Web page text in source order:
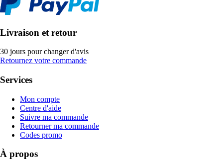
Livraison et retour
30 jours pour changer d'avis
Retournez votre commande
Services
Mon compte
Centre d'aide
Suivre ma commande
Retourner ma commande
Codes promo
À propos